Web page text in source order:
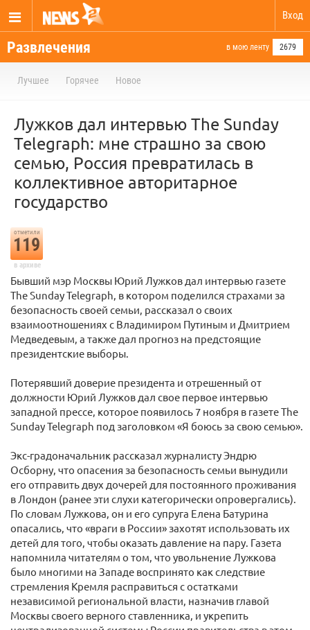
Вход
Развлечения в мою ленту 2679
Лучшее Горячее Новое
Лужков дал интервью The Sunday
Telegraph: мне страшно за свою
семью, Россия превратилась в
коллективное авторитарное
государство
отметили
119
в архиве
Бывший мэр Москвы Юрий Лужков дал интервью газете
The Sunday Telegraph, в котором поделился страхами за
безопасность своей семьи, рассказал о своих
взаимоотношениях с Владимиром Путиным и Дмитрием
Медведевым, а также дал прогноз на предстоящие
президентские выборы.
Потерявший доверие президента и отрешенный от
должности Юрий Лужков дал свое первое интервью
западной прессе, которое появилось 7 ноября в газете The
Sunday Telegraph под заголовком «Я боюсь за свою семью».
Экс-градоначальник рассказал журналисту Эндрю
Осборну, что опасения за безопасность семьи вынудили
его отправить двух дочерей для постоянного проживания
в Лондон (ранее эти слухи категорически опровергались).
По словам Лужкова, он и его супруга Елена Батурина
опасались, что «враги в России» захотят использовать их
детей для того, чтобы оказать давление на пару. Газета
напомнила читателям о том, что увольнение Лужкова
было многими на Западе воспринято как следствие
стремления Кремля расправиться с остатками
независимой региональной власти, назначив главой
Москвы своего верного ставленника, и укрепить